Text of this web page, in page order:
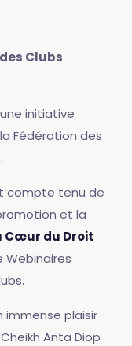
Clubs
initiative
Fédération des
compte tenu de
et la
Cœur du Droit
Webinaires
plaisir
Anta Diop